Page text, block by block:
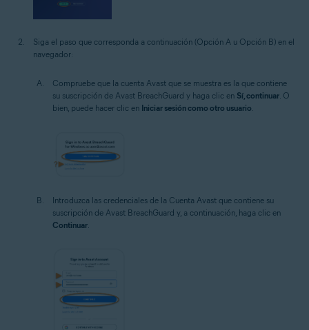
Siga el paso que corresponda a continuación (Opción A u Opción B) en el
navegador:
Compruebe que la cuenta Avast que se muestra es la que contiene
su suscripción de Avast BreachGuard y haga clic en Sí, continuar. O
bien, puede hacer clic en Iniciar sesión como otro usuario.
Introduzca las credenciales de la Cuenta Avast que contiene su
suscripción de Avast BreachGuard y, a continuación, haga clic en
Continuar